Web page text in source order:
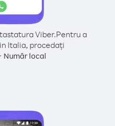
Viber.Pentru a
Italia, procedați
Număr local